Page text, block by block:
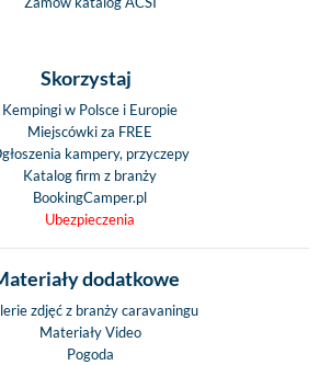
Skorzystaj
Kempingi w Polsce i Europie
Miejscówki za FREE
kampery, przyczepy
Katalog firm z branży
BookingCamper.pl
Ubezpieczenia
dodatkowe
zdjęć z branży caravaningu
Materiały Video
Pogoda